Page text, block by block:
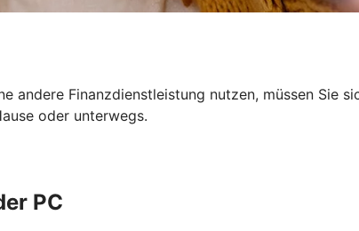
andere Finanzdienstleistung nutzen, müssen Sie
oder unterwegs.
PC